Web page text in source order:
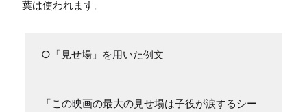
葉は使われます。
○「見せ場」を用いた例文
「この映画の最大の見せ場は子役が涙するシー